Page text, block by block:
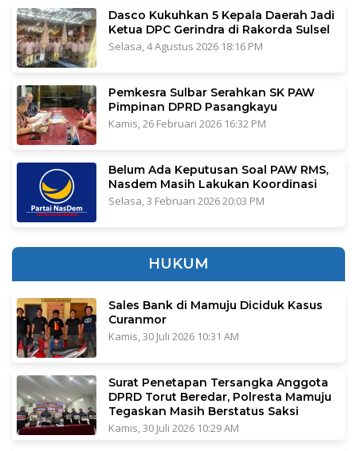
Dasco Kukuhkan 5 Kepala Daerah Jadi
Ketua DPC Gerindra di Rakorda Sulsel
Selasa, 4 Agustus 2026 18:16 PM
Pemkesra Sulbar Serahkan SK PAW
Pimpinan DPRD Pasangkayu
Kamis, 26 Februari 2026 16:32 PM
Belum Ada Keputusan Soal PAW RMS,
Nasdem Masih Lakukan Koordinasi
Selasa, 3 Februari 2026 20:03 PM
HUKUM
Sales Bank di Mamuju Diciduk Kasus
Curanmor
Kamis, 30 Juli 2026 10:31 AM
Surat Penetapan Tersangka Anggota
DPRD Torut Beredar, Polresta Mamuju
Tegaskan Masih Berstatus Saksi
Kamis, 30 Juli 2026 10:29 AM